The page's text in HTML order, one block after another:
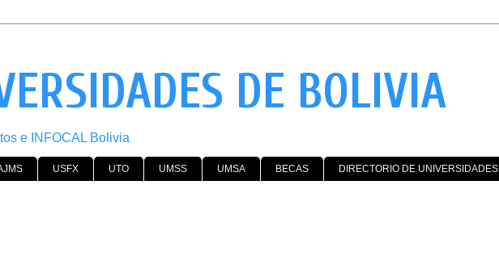
DE BOLIVIA
e INFOCAL Bolivia
USFX UTO UMSS UMSA BECAS DIRECTORIO DE UNIVERSIDADES